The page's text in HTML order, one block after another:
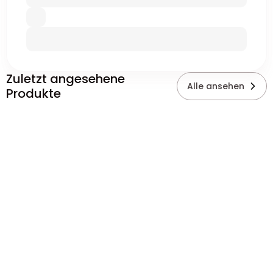
Zuletzt angesehene
Produkte
Alle ansehen